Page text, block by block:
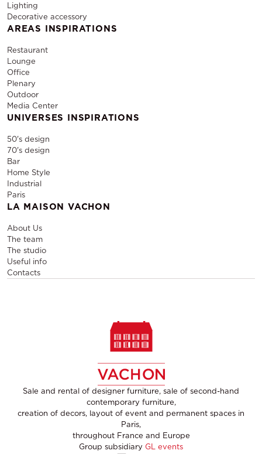
Lighting
Decorative accessory
AREAS INSPIRATIONS
Restaurant
Lounge
Office
Plenary
Outdoor
Media Center
UNIVERSES INSPIRATIONS
50's design
70's design
Bar
Home Style
Industrial
Paris
LA MAISON VACHON
About Us
The team
The studio
Useful info
Contacts
Sale and rental of designer furniture, sale of second-hand
contemporary furniture,
creation of decors, layout of event and permanent spaces in
Paris,
throughout France and Europe
Group subsidiary GL events